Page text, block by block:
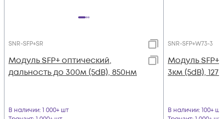
SNR-SFP+SR
Модуль SFP+ оптический,
дальность до 300м (5dB), 850нм
В наличии: 1 000+ шт
SNR-SFP+W73-3
Модуль SFP+
3км (5dB),
В наличии: 100+ шт